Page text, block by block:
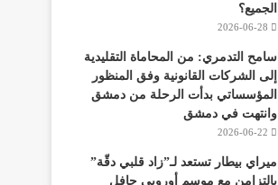
الجميع؟
2026-06-28
سامح التدمري: من المحاماة التقليدية
إلى الشركات القانونية وفق المنظور
المؤسساتي بدأت الرحلة من دمشق
وانتهت في دمشق
2026-06-22
ميراي بيطار تستعد لـ”زاد قلبي دقّة”
بالتزامن مع موسم أوروبي حافل